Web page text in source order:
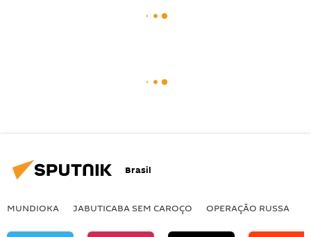
Brasil
MUNDIOKA JABUTICABA SEM CAROÇO OPERAÇÃO RUSSA